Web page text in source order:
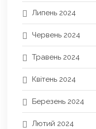
Липень 2024
Червень 2024
Травень 2024
Квітень 2024
Березень 2024
Лютий 2024